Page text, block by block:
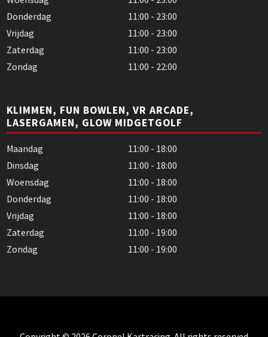
Donderdag
11:00 - 23:00
Vrijdag
11:00 - 23:00
Zaterdag
11:00 - 23:00
Zondag
11:00 - 22:00
KLIMMEN, FUN BOWLEN, VR ARCADE,
LASERGAMEN, GLOW MIDGETGOLF
Maandag
11:00 - 18:00
Dinsdag
11:00 - 18:00
Woensdag
11:00 - 18:00
Donderdag
11:00 - 18:00
Vrijdag
11:00 - 18:00
Zaterdag
11:00 - 19:00
Zondag
11:00 - 19:00